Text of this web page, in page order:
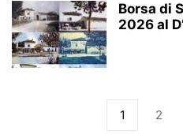
Borsa di
2026 al
1 2